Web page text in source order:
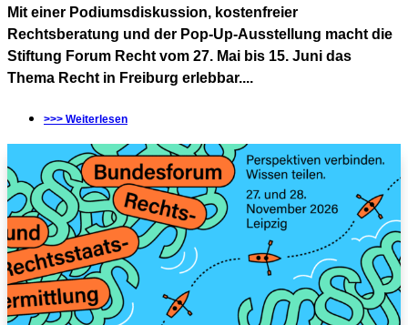
Mit einer Podiumsdiskussion, kostenfreier
Rechtsberatung und der Pop-Up-Ausstellung macht die
Stiftung Forum Recht vom 27. Mai bis 15. Juni das
Thema Recht in Freiburg erlebbar....
>>> Weiterlesen